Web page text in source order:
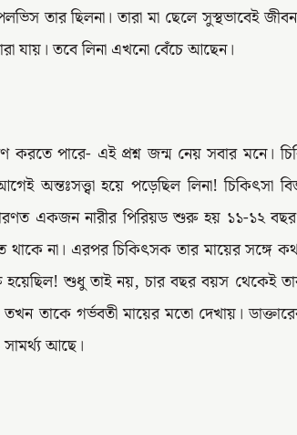
তার ছিলনা। তারা মা ছেলে সুস্থভাবেই
যায়। তবে লিনা এখনো বেঁচে আছেন।
পারে- এই প্রশ্ন জন্ম নেয় সবার মনে।
অন্তঃসত্ত্বা হয়ে পড়েছিল লিনা! চিকিৎসা
একজন নারীর পিরিয়ড শুরু হয় ১১-১২
থাকে না। এরপর চিকিত্‍সক তার মায়ের সঙ্গে
শুধু তাই নয়, চার বছর বয়স থেকেই তার
তাকে গর্ভবতী মায়ের মতো দেখায়।
আছে।